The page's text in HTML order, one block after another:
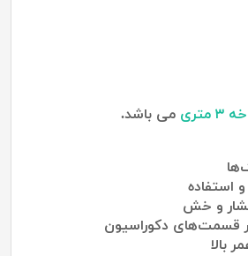
می باشد.
فشار و خش
قسمت‌های دکوراسیون
بالا